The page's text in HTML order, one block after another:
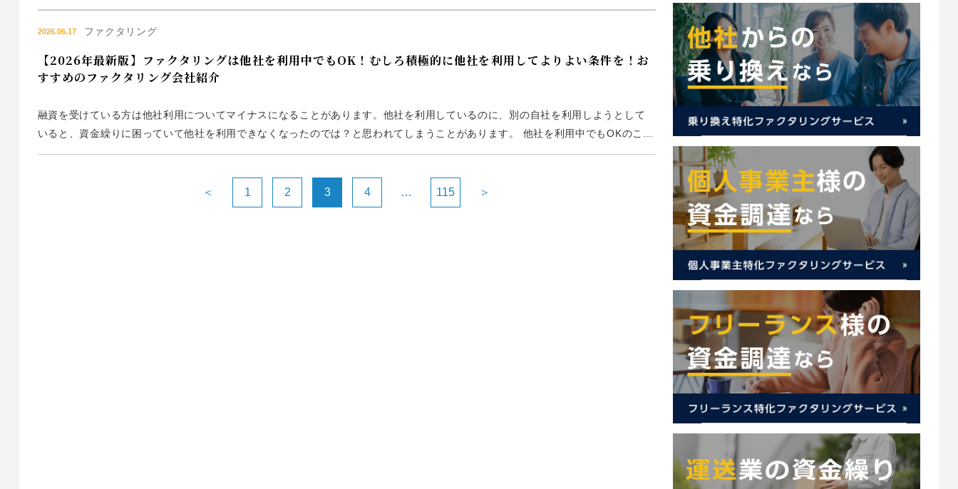
掛債権（売掛金）の譲渡、売却ですが、この売掛債権（売掛金）が「初回債権」の場合はどうなのでしょうか？通常のファクタリ
ングと初回債権の...
2026.06.17 ファクタリング
【2026年最新版】ファクタリングは他社を利用中でもOK！むしろ積極的に他社を利用してよりよい条件を！お
すすめのファクタリング会社紹介
融資を受けている方は他社利用についてマイナスになることがあります。他社を利用しているのに、別の自社を利用しようとして
いると、資金繰りに困っていて他社を利用できなくなったのでは？と思われてしまうことがあります。 他社を利用中でもOKのこと
もありますが、あくまで融資の総額や本数に影響されます。乗り換えは歓迎されますが、それ以外は利用中でもOKとは必ずしも言
＜ 1 2 3 4 … 115 ＞